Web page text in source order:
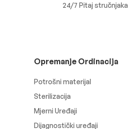
24/7 Pitaj stručnjaka
Opremanje Ordinacija
Potrošni materijal
Sterilizacija
Mjerni Uređaji
Dijagnostički uređaji